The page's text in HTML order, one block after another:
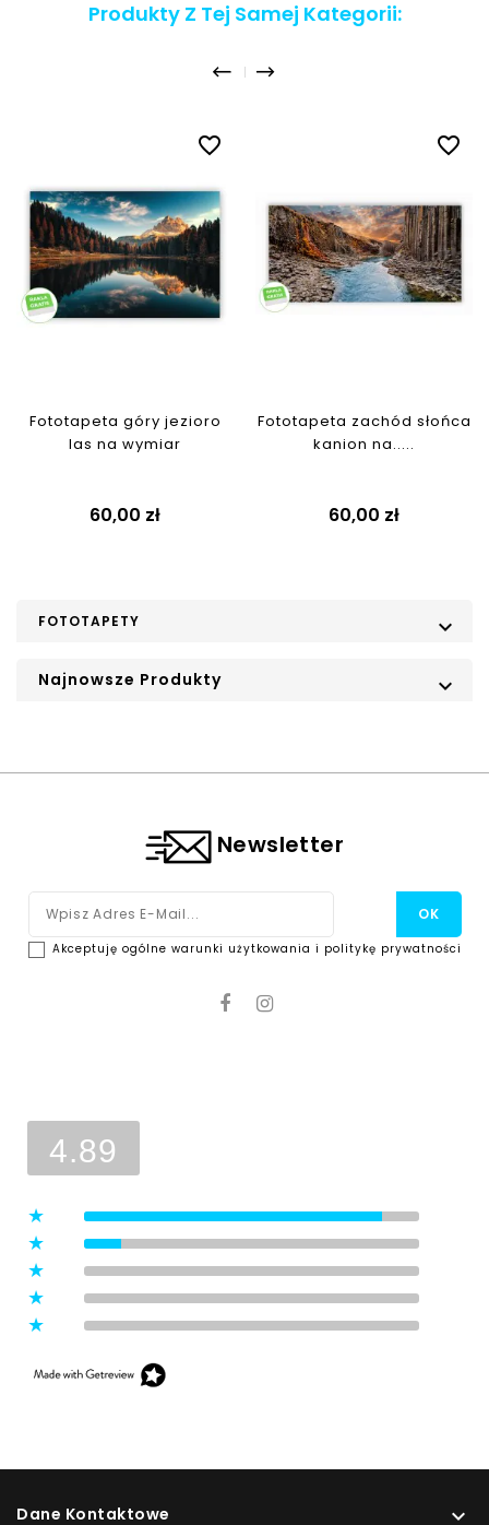
Produkty Z Tej Samej Kategorii:
favorite_border
Fototapeta góry jezioro
las na wymiar
Cena
60,00 zł
favorite_border
Fototapeta zachód słońca
kanion na.....
Cena
60,00 zł
FOTOTAPETY 
Najnowsze Produkty 
Newsletter
Akceptuję ogólne warunki użytkowania i politykę prywatności
4.89
Dane Kontaktowe 